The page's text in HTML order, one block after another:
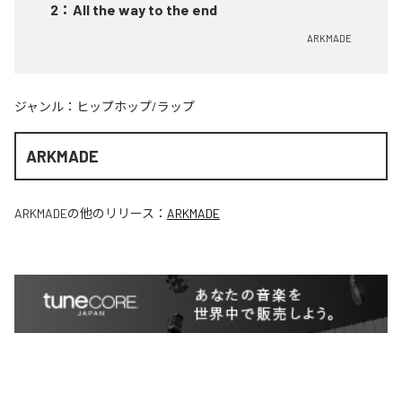
2 ： All the way to the end
ARKMADE
ジャンル： ヒップホップ/ラップ
ARKMADE
ARKMADEの他のリリース： ARKMADE